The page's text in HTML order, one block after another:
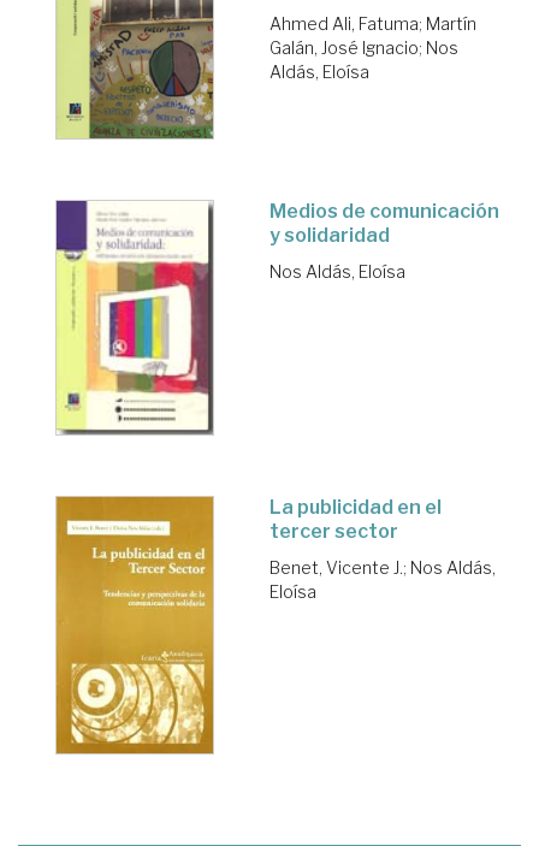
Ahmed Ali, Fatuma; Martín
Galán, José Ignacio; Nos
Aldás, Eloísa
Medios de comunicación
y solidaridad
Nos Aldás, Eloísa
La publicidad en el
tercer sector
Benet, Vicente J.; Nos Aldás,
Eloísa